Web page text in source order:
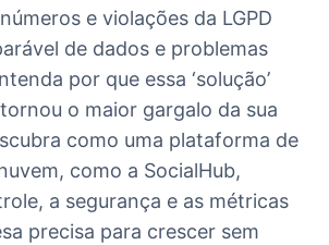
e violações da LGPD
de dados e problemas
por que essa ‘solução’
o maior gargalo da sua
como uma plataforma de
como a SocialHub,
a segurança e as métricas
precisa para crescer sem